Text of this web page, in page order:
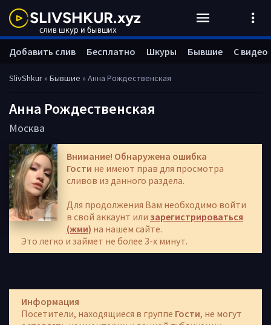
SlivShkur» Бывшие » Анна Рождественская
Анна Рождественская
Москва
Внимание! Обнаружена ошибка
Гости не имеют прав для просмотра
сливов из данного раздела.
Для продолжения Вам необходимо войти
в свой аккаунт или зарегистрироваться
(жми) на нашем сайте.
Это легко и займет не более 3-х минут.
Информация
Посетители, находящиеся в группе Гости, не могут
Добавить слив Бесплатно Шкуры Бывшие С видео